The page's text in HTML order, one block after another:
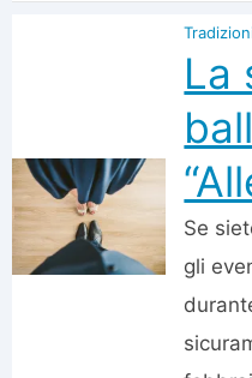
La
Se
gli